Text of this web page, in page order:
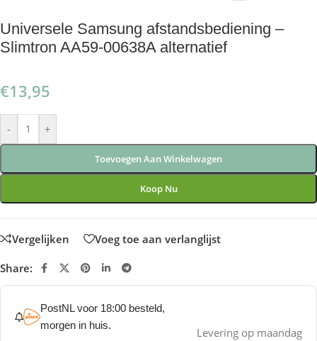
Universele Samsung afstandsbediening –
Slimtron AA59-00638A alternatief
€13,95
- +
Toevoegen Aan Winkelwagen
Koop Nu
Vergelijken Voeg toe aan verlanglijst
Share:
PostNL voor 18:00 besteld,
morgen in huis.
Levering op maandag